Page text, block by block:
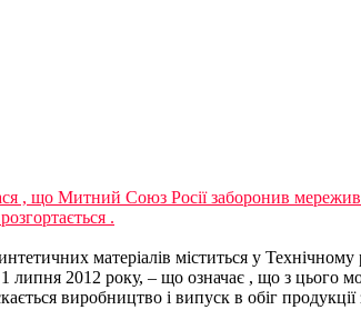
, що Митний Союз Росії заборонив
.
матеріалів міститься у
липня 2012 року, – що означає , що з цього
виробництво і випуск в обіг